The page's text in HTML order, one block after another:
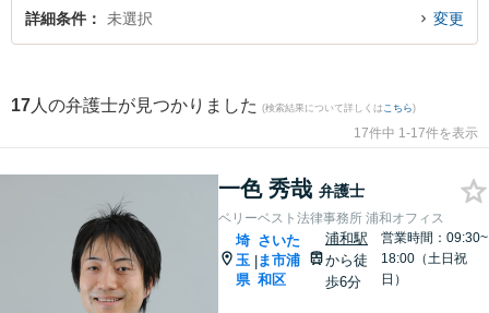
ま市浦和区内の弁護士に相談予約したい』などでお困りの相談者さんにおすす
詳細条件 未選択 変更
17 人の弁護士が見つかりました (検索結果について詳しくは こちら)
17件中 1-17件を表示
一色 秀哉 弁護士
ベリーベスト法律事務所 浦和オフィス
埼
玉
県
|
さいた
ま市浦
和区
浦和駅
から徒
歩6分
営業時間：09:30~
18:00（土日祝
日）